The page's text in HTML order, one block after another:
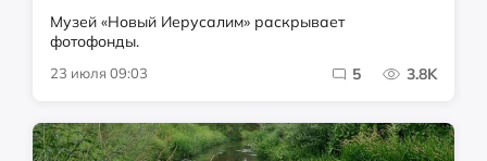
Музей «Новый Иерусалим» раскрывает
фотофонды.
23 июля 09:03 5 3.8K